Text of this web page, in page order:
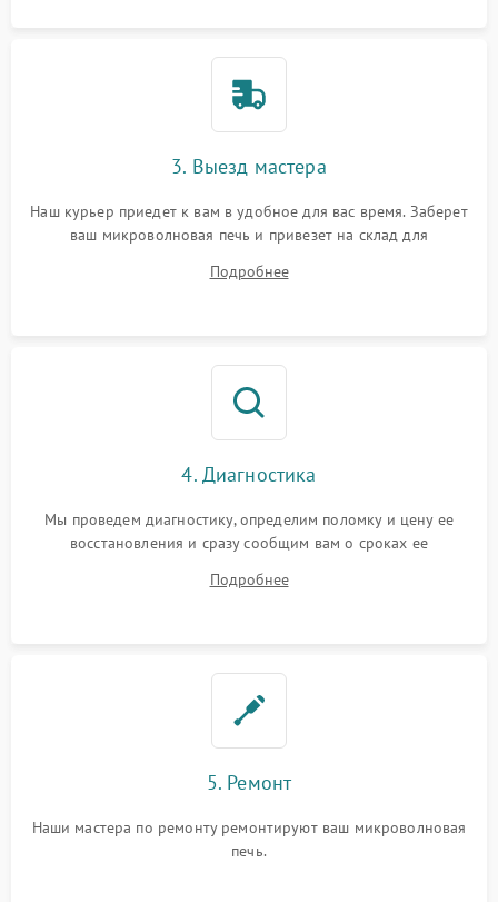
3. Выезд мастера
Наш курьер приедет к вам в удобное для вас время. Заберет
ваш микроволновая печь и привезет на склад для
Подробнее
4. Диагностика
Мы проведем диагностику, определим поломку и цену ее
восстановления и сразу сообщим вам о сроках ее
Подробнее
5. Ремонт
Наши мастера по ремонту ремонтируют ваш микроволновая
печь.